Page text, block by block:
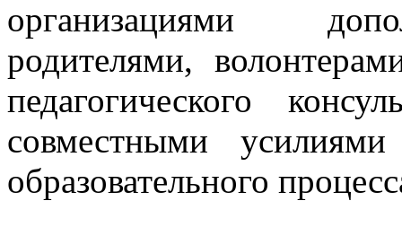
организациями
родителями,
педагогического
совместными
образовательного